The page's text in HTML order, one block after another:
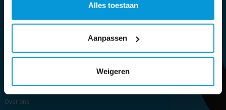
Alles toestaan
Aanpassen
Weigeren
Blog
Brochure
Over ons